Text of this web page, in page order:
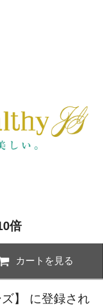
カートを見る
ズ】 に登録され